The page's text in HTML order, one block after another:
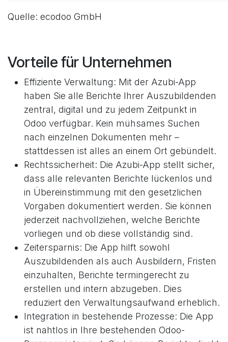
Quelle: ecodoo GmbH
Vorteile für Unternehmen
Effiziente Verwaltung: Mit der Azubi-App
haben Sie alle Berichte Ihrer Auszubildenden
zentral, digital und zu jedem Zeitpunkt in
Odoo verfügbar. Kein mühsames Suchen
nach einzelnen Dokumenten mehr –
stattdessen ist alles an einem Ort gebündelt.
Rechtssicherheit: Die Azubi-App stellt sicher,
dass alle relevanten Berichte lückenlos und
in Übereinstimmung mit den gesetzlichen
Vorgaben dokumentiert werden. Sie können
jederzeit nachvollziehen, welche Berichte
vorliegen und ob diese vollständig sind.
Zeitersparnis: Die App hilft sowohl
Auszubildenden als auch Ausbildern, Fristen
einzuhalten, Berichte termingerecht zu
erstellen und intern abzugeben. Dies
reduziert den Verwaltungsaufwand erheblich.
Integration in bestehende Prozesse: Die App
ist nahtlos in Ihre bestehenden Odoo-